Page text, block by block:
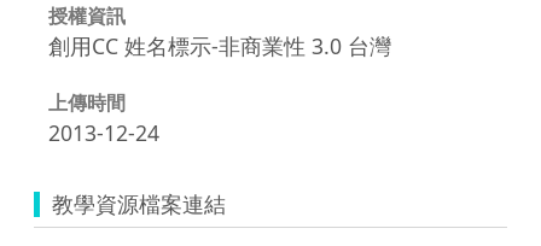
授權資訊
創用CC 姓名標示-非商業性 3.0 台灣
上傳時間
2013-12-24
教學資源檔案連結